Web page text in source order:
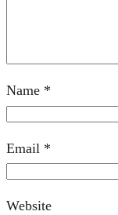
Name *
Email *
Website